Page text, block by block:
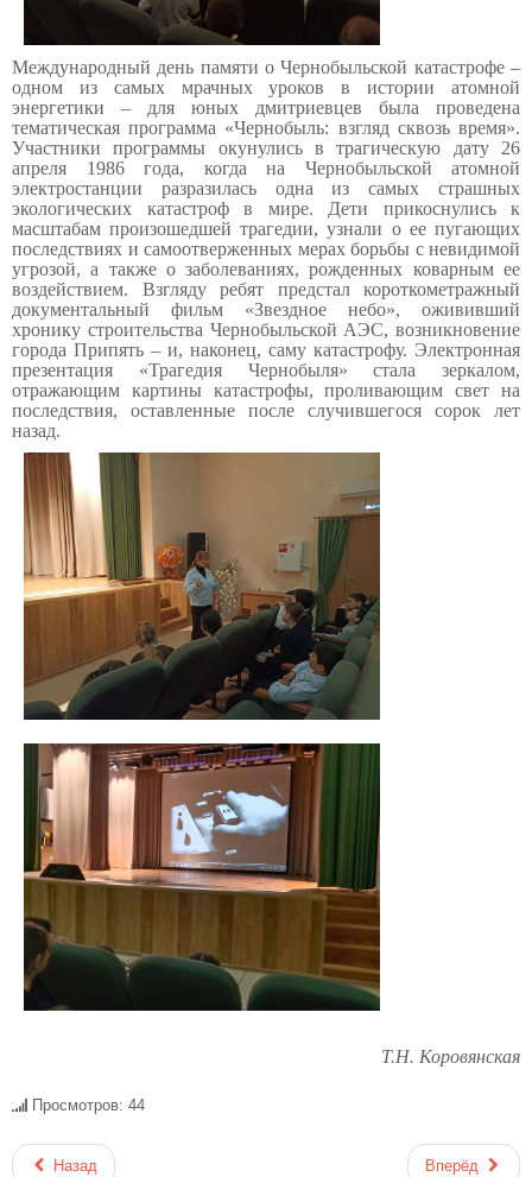
Международный день памяти о Чернобыльской катастрофе –
одном из самых мрачных уроков в истории атомной
энергетики – для юных дмитриевцев была проведена
тематическая программа «Чернобыль: взгляд сквозь время».
Участники программы окунулись в трагическую дату 26
апреля 1986 года, когда на Чернобыльской атомной
электростанции разразилась одна из самых страшных
экологических катастроф в мире. Дети прикоснулись к
масштабам произошедшей трагедии, узнали о ее пугающих
последствиях и самоотверженных мерах борьбы с невидимой
угрозой, а также о заболеваниях, рожденных коварным ее
воздействием. Взгляду ребят предстал короткометражный
документальный фильм «Звездное небо», ожививший
хронику строительства Чернобыльской АЭС, возникновение
города Припять – и, наконец, саму катастрофу. Электронная
презентация «Трагедия Чернобыля» стала зеркалом,
отражающим картины катастрофы, проливающим свет на
последствия, оставленные после случившегося сорок лет
назад.
Т.Н. Коровянская
Просмотров: 44
Назад Вперёд